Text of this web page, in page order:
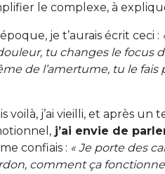
le complexe, à
je t’aurais écrit ceci :
tu changes le focus
de l’amertume, tu le fais
voilà, j’ai vieilli, et après
j’ai envie de
confiais : « Je porte des
comment ça